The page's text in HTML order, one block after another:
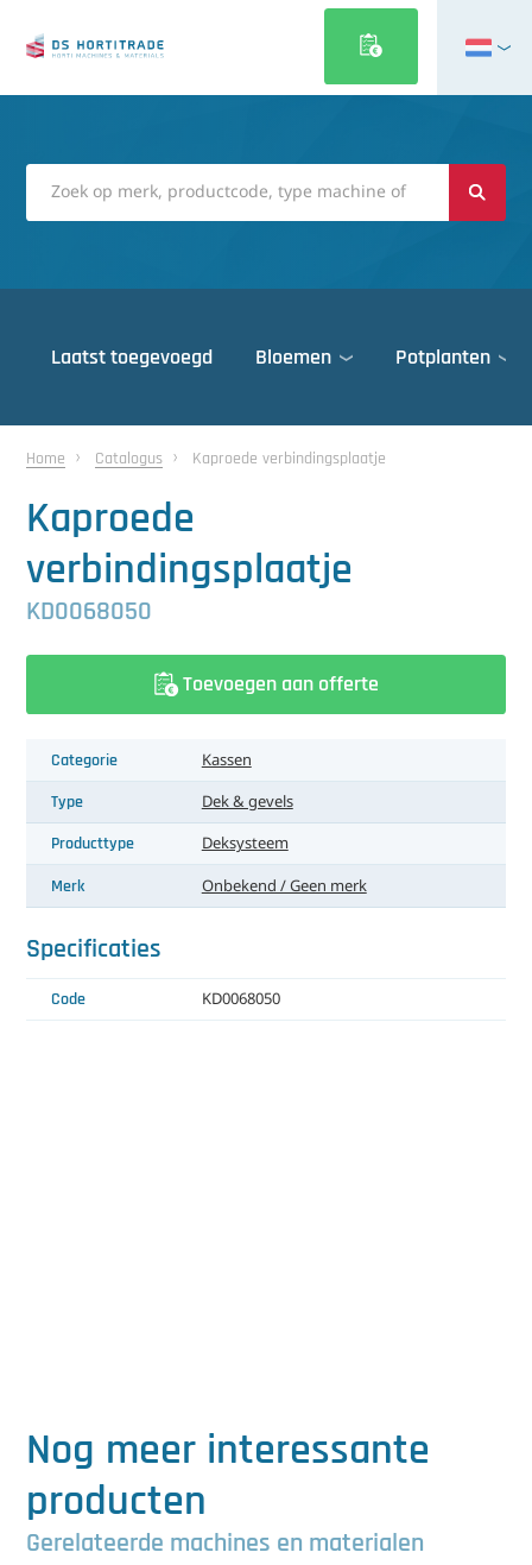
English
Deutsch
Polski
Română
Laatst toegevoegd Bloemen Potplanten
Koeling
Ontvochtiging
Reinigingsmachines
Sorteermachines
Teeltbenodigdheden
Teeltwisseling
Ventilatoren
Laatst toegevoegd
Home Catalogus Kaproede verbindingsplaatje
Kaproede
verbindingsplaatje
KD0068050
Toevoegen aan offerte
Categorie Kassen
Type Dek & gevels
Producttype Deksysteem
Merk Onbekend / Geen merk
Specificaties
Code KD0068050
Nog meer interessante
producten
Gerelateerde machines en materialen